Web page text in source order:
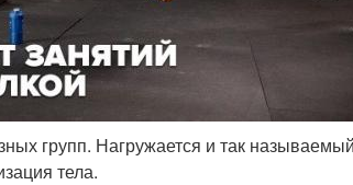
групп. Нагружается и так
тела.